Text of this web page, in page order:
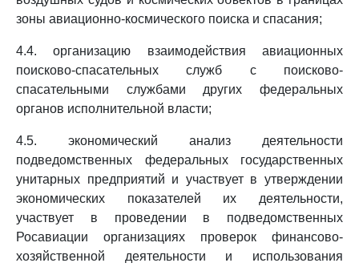
зоны авиационно-космического поиска и спасания;
4.4. организацию взаимодействия авиационных
поисково-спасательных служб с поисково-
спасательными службами других федеральных
органов исполнительной власти;
4.5. экономический анализ деятельности
подведомственных федеральных государственных
унитарных предприятий и участвует в утверждении
экономических показателей их деятельности,
участвует в проведении в подведомственных
Росавиации организациях проверок финансово-
хозяйственной деятельности и использования